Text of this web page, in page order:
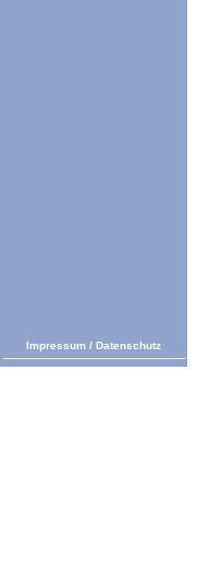
Impressum / Datenschutz